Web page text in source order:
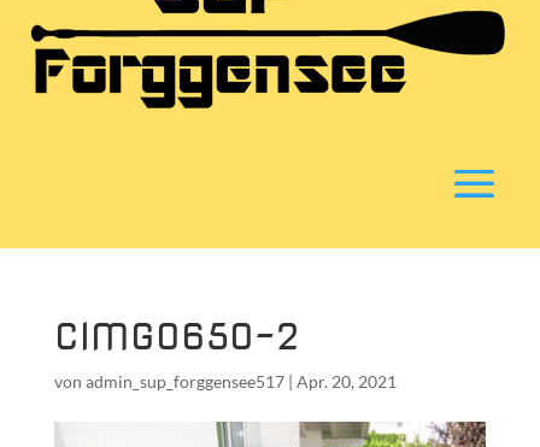
CIMG0650-2
von admin_sup_forggensee517| Apr. 20, 2021